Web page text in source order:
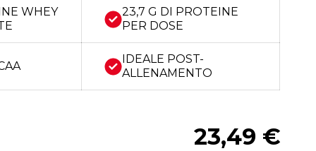
WHEY
23,7 G DI PROTEINE
PER DOSE
IDEALE POST-
ALLENAMENTO
23,49 €